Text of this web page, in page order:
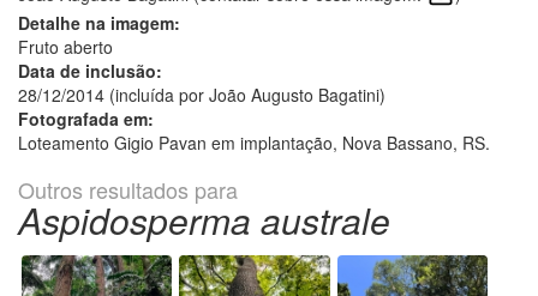
Detalhe na imagem:
Fruto aberto
Data de inclusão:
28/12/2014 (incluída por João Augusto Bagatini)
Fotografada em:
Loteamento Gigio Pavan em implantação, Nova Bassano, RS.
Outros resultados para
Aspidosperma australe